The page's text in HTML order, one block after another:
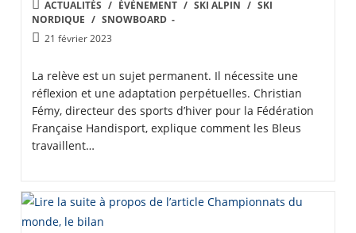
POST
CATEGORY:
ACTUALITÉS / ÉVÈNEMENT / SKI ALPIN / SKI
NORDIQUE / SNOWBOARD
Post21 février 2023
La relève est un sujet permanent. Il nécessite une
réflexion et une adaptation perpétuelles. Christian
Fémy, directeur des sports d’hiver pour la Fédération
Française Handisport, explique comment les Bleus
travaillent…